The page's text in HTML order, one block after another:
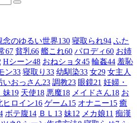
念のゆるい世界130 寝取られ94 ふた
67 貧乳66 艦これ60 パロディ60 お姉
Hシーン48 おねショタ45 輪姦44 羞恥
ン33 寝取り 33 幼馴染33 女29 女主人
いおっさん23 調教23 眼鏡21 妊婦・
妹19 天使18 悪魔18 メイドさん18 お
ヒロイン16 ゲーム15 オナニー15 癒
ボテ腹14 ＢＬ 13 妹12 メカ娘11 痴漢